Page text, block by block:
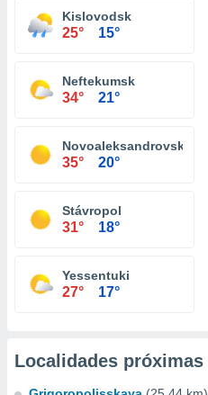
Kislovodsk
25° 15°
Neftekumsk
34° 21°
Novoaleksandrovsk
35° 20°
Stávropol
31° 18°
Yessentuki
27° 17°
Localidades próximas